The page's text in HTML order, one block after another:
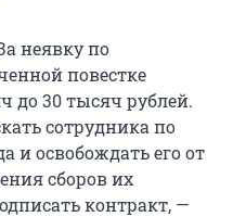
неявку по
повестке
до 30 тысяч рублей.
сотрудника по
и освобождать его от
сборов их
контракт, —